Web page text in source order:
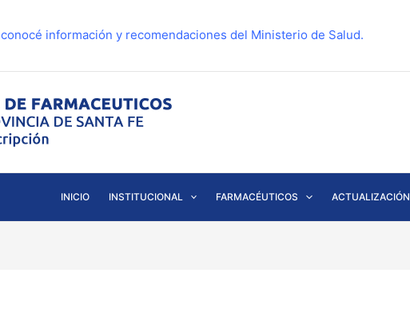
conocé información y recomendaciones del Ministerio de Salud.
INICIO INSTITUCIONAL FARMACÉUTICOS ACTUALIZACIÓN